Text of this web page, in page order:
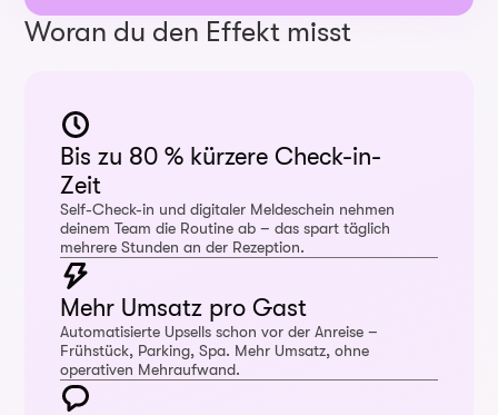
Woran du den Effekt misst
Bis zu 80 % kürzere Check-in-
Zeit
Self-Check-in und digitaler Meldeschein nehmen
deinem Team die Routine ab – das spart täglich
mehrere Stunden an der Rezeption.
Mehr Umsatz pro Gast
Automatisierte Upsells schon vor der Anreise –
Frühstück, Parking, Spa. Mehr Umsatz, ohne
operativen Mehraufwand.